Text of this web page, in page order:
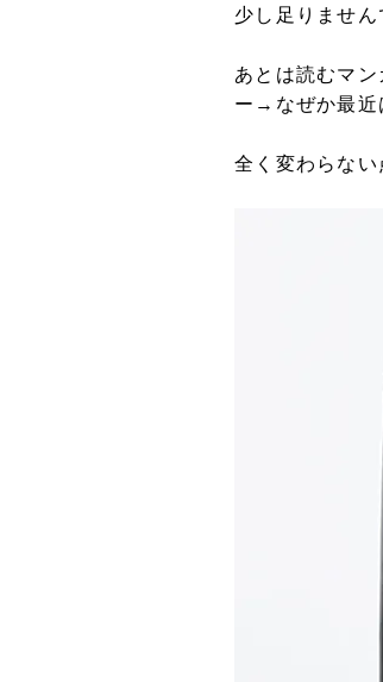
少し足りませ
あとは読むマ
ー→なぜか最近
全く変わらな